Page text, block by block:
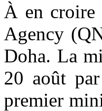
À en croire
Agency
Doha. La
20 août
premier